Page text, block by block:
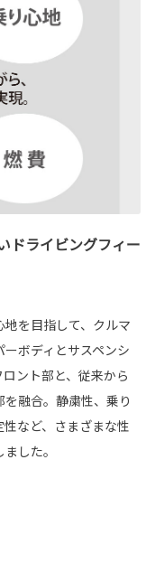
ドライビングフィー
を目指して、クルマ
ボディとサスペンシ
ント部と、従来から
融合。静粛性、乗り
など、さまざまな性
した。